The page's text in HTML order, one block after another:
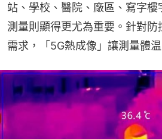
站、學校、醫院、廠區、寫字
測量則顯得更尤為重要。針對
需求，「5G熱成像」讓測量體